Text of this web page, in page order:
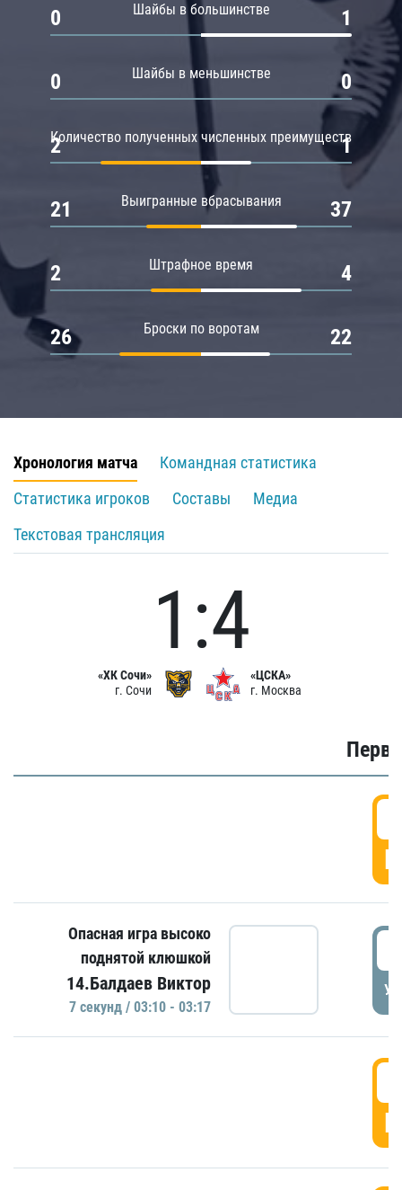
Шайбы в большинстве
0 1
Шайбы в меньшинстве
0 0
Количество полученных численных преимуществ
2 1
Выигранные вбрасывания
21 37
Штрафное время
2 4
Броски по воротам
26 22
Хронология матча
Командная статистика
Статистика игроков
Составы
Медиа
Текстовая трансляция
«ХК Сочи»
г. Сочи
1:4
«ЦСКА»
г. Москва
Опасная игра высоко
поднятой клюшкой
14.Балдаев Виктор
7 секунд / 03:10 - 03:17